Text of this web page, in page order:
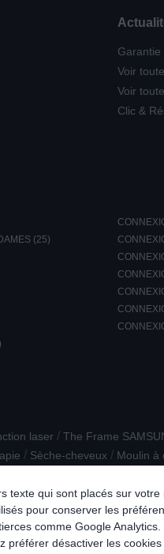
texte qui sont placés sur
pour conserver les
comme Google
préférer désactiver les cookies
Garantie
Voir
Voir
Clic &
(25)
laser / The Frame
/ Sèche-cheveux / Moulin à